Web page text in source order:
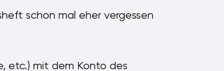
schon mal eher vergessen
etc.) mit dem Konto des